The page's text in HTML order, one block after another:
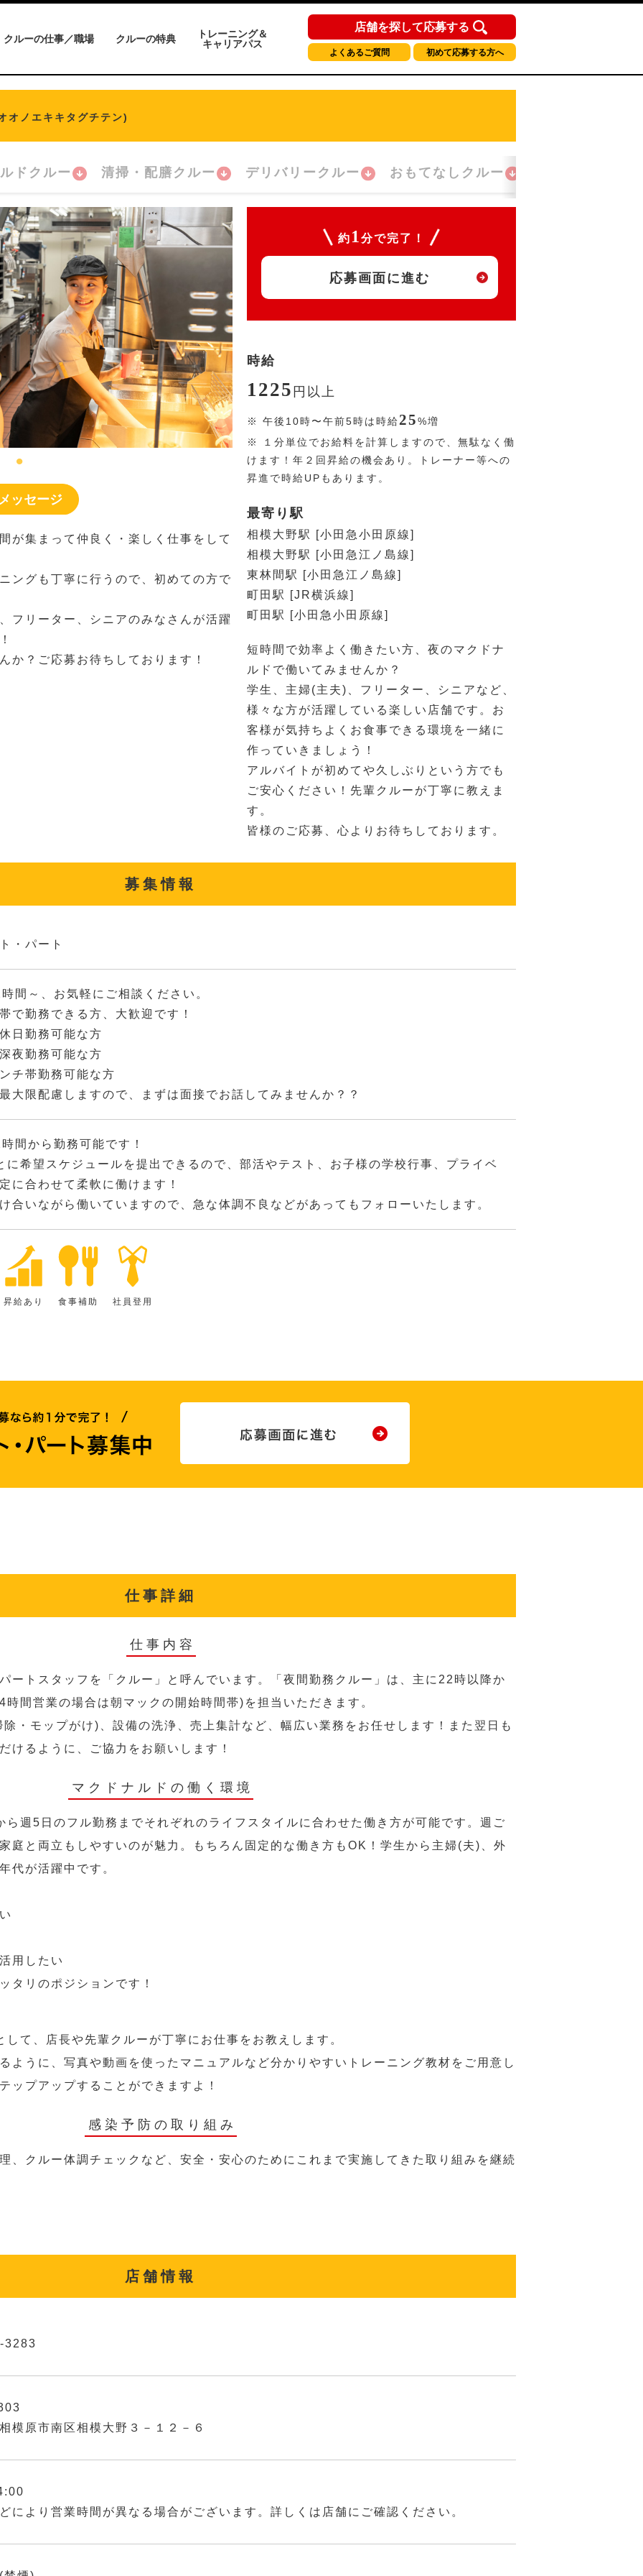
クルーの仕事／職場 クルーの特典
トレーニング＆
キャリアパス
店舗を探して応募する
よくあるご質問 初めて応募する方へ
オノエキキタグチテン)
ドクルー 清掃・配膳クルー デリバリークルー おもてなしクルー
ッセージ
が集まって仲良く・楽しく仕事をして
ングも丁寧に行うので、初めての方で
フリーター、シニアのみなさんが活躍
か？ご応募お待ちしております！
約 1 分で完了！
応募画面に進む
時給
1225 円 以上
※ 午後10時〜午前5時は時給25%増
※
１分単位でお給料を計算しますので、無駄なく働
けます！年２回昇給の機会あり。トレーナー等への
昇進で時給UPもあります。
最寄り駅
相模大野駅 [小田急小田原線]
相模大野駅 [小田急江ノ島線]
東林間駅 [小田急江ノ島線]
町田駅 [JR横浜線]
町田駅 [小田急小田原線]
短時間で効率よく働きたい方、夜のマクドナ
ルドで働いてみませんか？
学生、主婦(主夫)、フリーター、シニアなど、
様々な方が活躍している楽しい店舗です。お
客様が気持ちよくお食事できる環境を一緒に
作っていきましょう！
アルバイトが初めてや久しぶりという方でも
ご安心ください！先輩クルーが丁寧に教えま
す。
皆様のご応募、心よりお待ちしております。
募集情報
・パート
間～、お気軽にご相談ください。
で勤務できる方、大歓迎です！
日勤務可能な方
夜勤務可能な方
チ帯勤務可能な方
大限配慮しますので、まずは面接でお話してみませんか？？
間から勤務可能です！
に希望スケジュールを提出できるので、部活やテスト、お子様の学校行事、プライベ
に合わせて柔軟に働けます！
合いながら働いていますので、急な体調不良などがあってもフォローいたします。
昇給あり 食事補助 社員登用
仕事詳細
仕事内容
ートスタッフを「クルー」と呼んでいます。「夜間勤務クルー」は、主に22時以降か
間営業の場合は朝マックの開始時間帯)を担当いただきます。
・モップがけ)、設備の洗浄、売上集計など、幅広い業務をお任せします！また翌日も
けるように、ご協力をお願いします！
マクドナルドの働く環境
週5日のフル勤務までそれぞれのライフスタイルに合わせた働き方が可能です。週ご
庭と両立もしやすいのが魅力。もちろん固定的な働き方もOK！学生から主婦(夫)、外
代が活躍中です。
用したい
タリのポジションです！
て、店長や先輩クルーが丁寧にお仕事をお教えします。
ように、写真や動画を使ったマニュアルなど分かりやすいトレーニング教材をご用意し
ップアップすることができますよ！
感染予防の取り組み
、クルー体調チェックなど、安全・安心のためにこれまで実施してきた取り組みを継続
店舗情報
3283
模原市南区相模大野３－１２－６
により営業時間が異なる場合がございます。詳しくは店舗にご確認ください。